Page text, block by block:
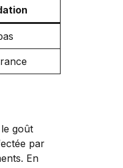
goût
par
En